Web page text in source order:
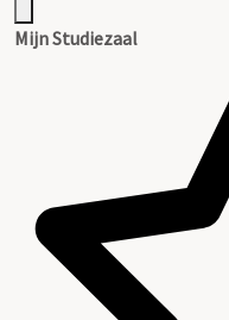
Mijn Studiezaal